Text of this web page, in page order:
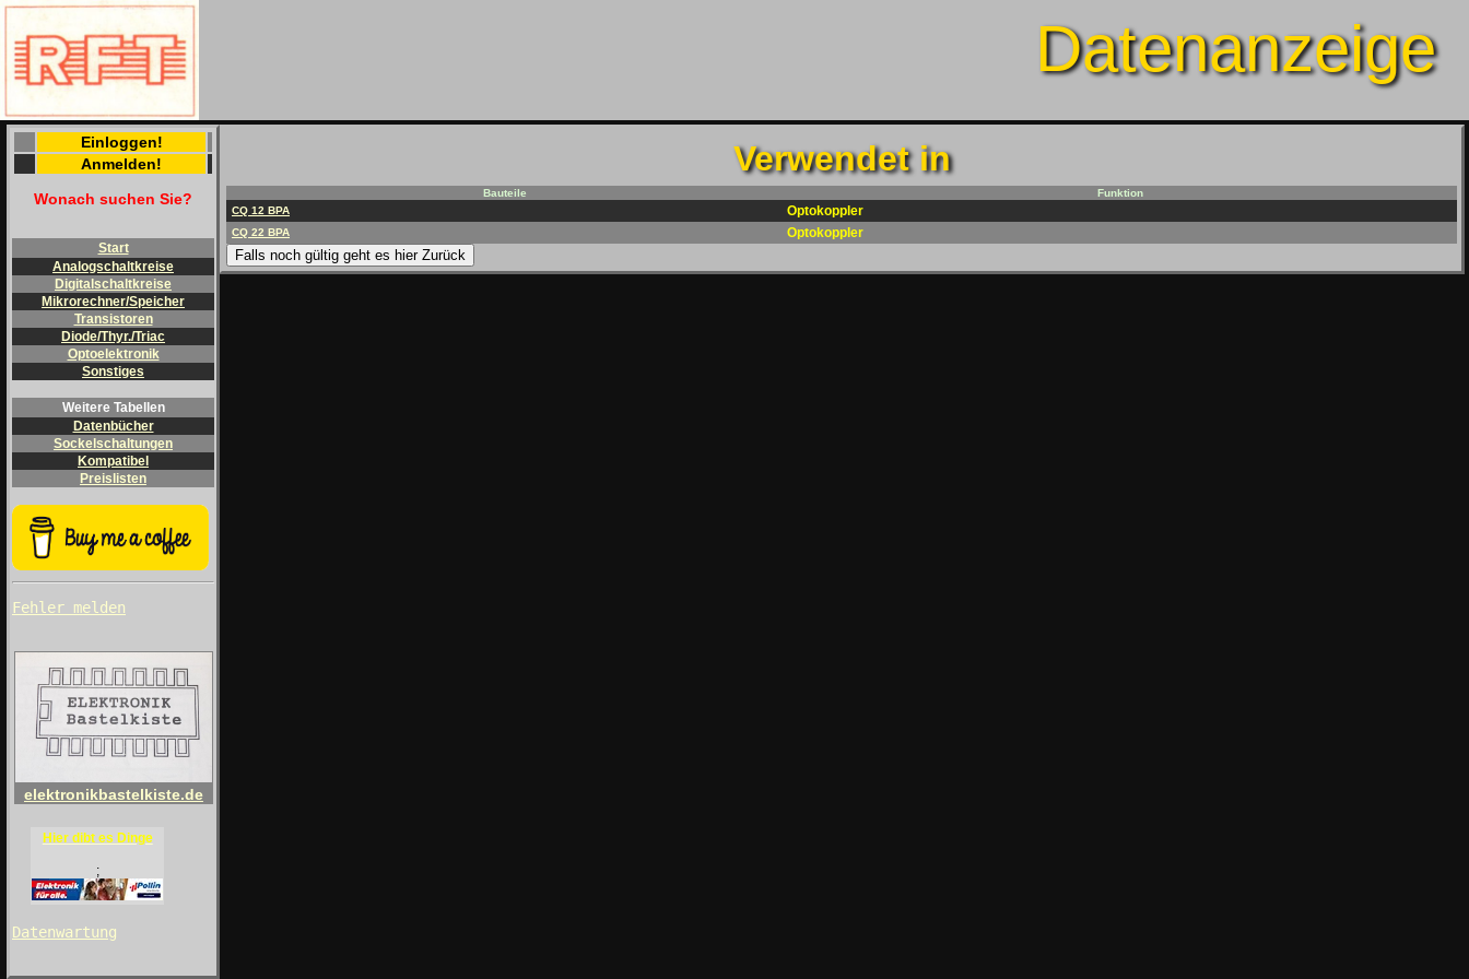
Datenanzeige
Einloggen!
Anmelden!
Wonach suchen Sie?
Start
Analogschaltkreise
Digitalschaltkreise
Mikrorechner/Speicher
Transistoren
Diode/Thyr./Triac
Optoelektronik
Sonstiges
Weitere Tabellen
Datenbücher
Sockelschaltungen
Kompatibel
Preislisten
Fehler melden
elektronikbastelkiste.de
Hier dibt es Dinge
;
Datenwartung
Verwendet in
Bauteile
Funktion
CQ 12 BPA
Optokoppler
CQ 22 BPA Optokoppler
Falls noch gültig geht es hier Zurück